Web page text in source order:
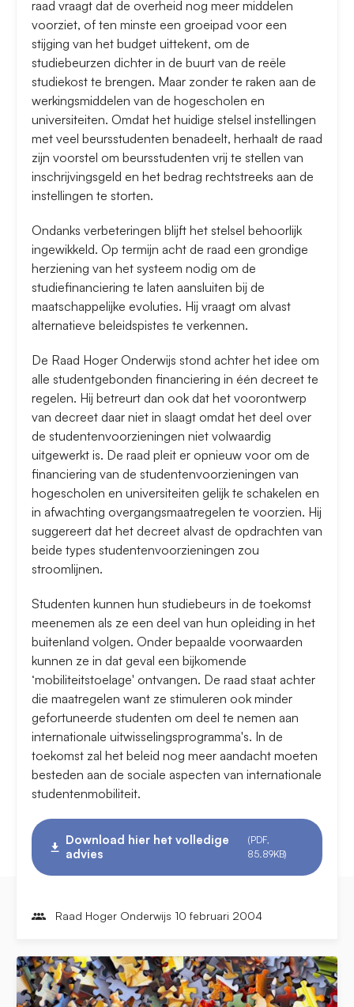
raad vraagt dat de overheid nog meer middelen
voorziet, of ten minste een groeipad voor een
stijging van het budget uittekent, om de
studiebeurzen dichter in de buurt van de reële
studiekost te brengen. Maar zonder te raken aan de
werkingsmiddelen van de hogescholen en
universiteiten. Omdat het huidige stelsel instellingen
met veel beursstudenten benadeelt, herhaalt de raad
zijn voorstel om beursstudenten vrij te stellen van
inschrijvingsgeld en het bedrag rechtstreeks aan de
instellingen te storten.
Ondanks verbeteringen blijft het stelsel behoorlijk
ingewikkeld. Op termijn acht de raad een grondige
herziening van het systeem nodig om de
studiefinanciering te laten aansluiten bij de
maatschappelijke evoluties. Hij vraagt om alvast
alternatieve beleidspistes te verkennen.
De Raad Hoger Onderwijs stond achter het idee om
alle studentgebonden financiering in één decreet te
regelen. Hij betreurt dan ook dat het voorontwerp
van decreet daar niet in slaagt omdat het deel over
de studentenvoorzieningen niet volwaardig
uitgewerkt is. De raad pleit er opnieuw voor om de
financiering van de studentenvoorzieningen van
hogescholen en universiteiten gelijk te schakelen en
in afwachting overgangsmaatregelen te voorzien. Hij
suggereert dat het decreet alvast de opdrachten van
beide types studentenvoorzieningen zou
stroomlijnen.
Studenten kunnen hun studiebeurs in de toekomst
meenemen als ze een deel van hun opleiding in het
buitenland volgen. Onder bepaalde voorwaarden
kunnen ze in dat geval een bijkomende
‘mobiliteitstoelage' ontvangen. De raad staat achter
die maatregelen want ze stimuleren ook minder
gefortuneerde studenten om deel te nemen aan
internationale uitwisselingsprogramma's. In de
toekomst zal het beleid nog meer aandacht moeten
besteden aan de sociale aspecten van internationale
studentenmobiliteit.
Download hier het volledige
advies
(PDF,
85.89KB)
Raad Hoger Onderwijs 10 februari 2004